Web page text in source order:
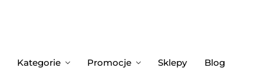
Kategorie Promocje Sklepy Blog